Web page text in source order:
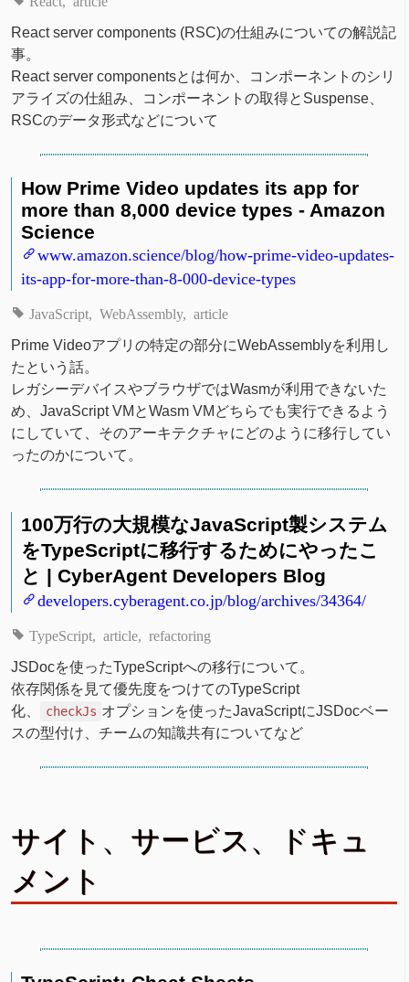
React server components (RSC)の仕組みについての解説記
事。
React server componentsとは何か、コンポーネントのシリ
アライズの仕組み、コンポーネントの取得とSuspense、
RSCのデータ形式などについて
How Prime Video updates its app for
more than 8,000 device types - Amazon
Science
www.amazon.science/blog/how-prime-video-updates-
its-app-for-more-than-8-000-device-types
JavaScript WebAssembly article
Prime Videoアプリの特定の部分にWebAssemblyを利用し
たという話。
レガシーデバイスやブラウザではWasmが利用できないた
め、JavaScript VMとWasm VMどちらでも実行できるよう
にしていて、そのアーキテクチャにどのように移行してい
ったのかについて。
100万行の大規模なJavaScript製システム
をTypeScriptに移行するためにやったこ
と | CyberAgent Developers Blog
developers.cyberagent.co.jp/blog/archives/34364/
TypeScript article refactoring
JSDocを使ったTypeScriptへの移行について。
依存関係を見て優先度をつけてのTypeScript
化、
checkJs オプションを使ったJavaScriptにJSDocベー
スの型付け、チームの知識共有についてなど
サイト、サービス、ドキュ
メント